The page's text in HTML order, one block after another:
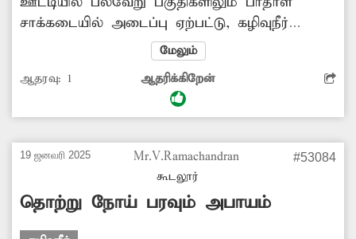
சாக்கடையில் அடைப்பு ஏற்பட்டு, கழிவுநீர்
சாலைகளில் ஆறாக ஓடுவதால் வாகன ஓட்டிகள்,
பொதுமக்கள் அவதிப்படுகின்றனர். குறிப்பாக
ரோஜா பூங்கா பகுதிகளில் அடிக்கடி இந்த
பிரச்சினை ஏற்படுகிறது. இதனால் சுற்றுலா
வருகின்றனர். எனவே பாதாள சாக்கடையில்
ஏற்பட்டு உள்ள அடைப்பை சரி செய்ய
அதிகாரிகள் நடவடிக்கை எடுக்க வேண்டும்.
மேலும்
ஆதரவு: 1 ஆதரிக்கிறேன்
19 ஜனவரி 2025
Mr.V.Ramachandran
கூடலூர்
#53084
தொற்று நோய் பரவும் அபாயம்